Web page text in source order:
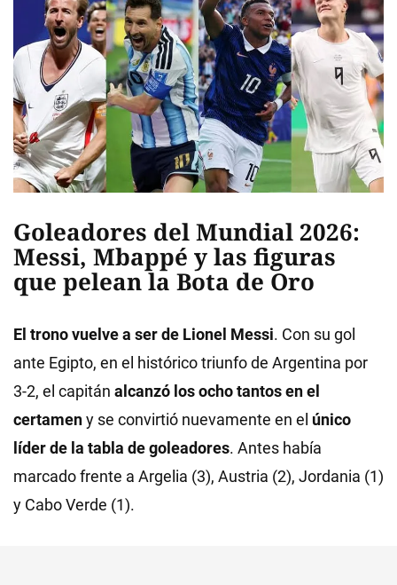
Goleadores del Mundial 2026:
Messi, Mbappé y las figuras
que pelean la Bota de Oro
El trono vuelve a ser de Lionel Messi. Con su gol
ante Egipto, en el histórico triunfo de Argentina por
3-2, el capitán alcanzó los ocho tantos en el
certameny se convirtió nuevamente en el único
líder de la tabla de goleadores. Antes había
marcado frente a Argelia (3), Austria (2), Jordania (1)
y Cabo Verde (1).